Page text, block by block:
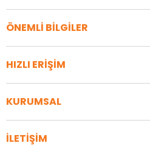
ÖNEMLİ BİLGİLER
HIZLI ERİŞİM
KURUMSAL
İLETİŞİM